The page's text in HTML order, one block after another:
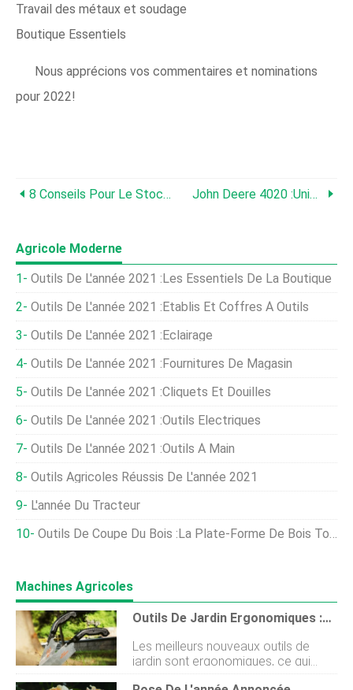
Travail des métaux et soudage
Boutique Essentiels
Nous apprécions vos commentaires et nominations
pour 2022!
8 Conseils Pour Le Stockage À Long Terme Des Céréales John Deere 4020 :unique En Son Genre !
Agricole Moderne
Outils De L'année 2021 :les Essentiels De La Boutique
Outils De L'année 2021 :établis Et Coffres À Outils
Outils De L'année 2021 :Éclairage
Outils De L'année 2021 :Fournitures De Magasin
Outils De L'année 2021 :cliquets Et Douilles
Outils De L'année 2021 :outils Électriques
Outils De L'année 2021 :outils À Main
Outils Agricoles Réussis De L'année 2021
L'année Du Tracteur
Outils De Coupe Du Bois :la Plate-Forme De Bois Tout-En-Un
Machines Agricoles
Outils De Jardin Ergonomiques :quel Est Le Problème ?
Les meilleurs nouveaux outils de
jardin sont ergonomiques, ce qui
signifie quils sont conçus pour